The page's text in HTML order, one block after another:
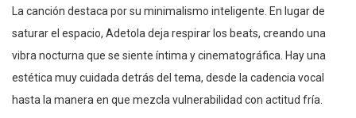
La canción destaca por su minimalismo inteligente. En lugar de
saturar el espacio, Adetola deja respirar los beats, creando una
vibra nocturna que se siente íntima y cinematográfica. Hay una
estética muy cuidada detrás del tema, desde la cadencia vocal
hasta la manera en que mezcla vulnerabilidad con actitud fría.